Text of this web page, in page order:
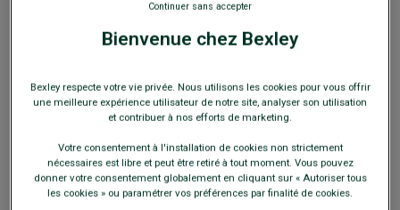
Coupe ajustée - 100% Laine Vierge
Payez en plusieurs fois dès 199€ d'achat
COULEURS DISPONIBLES
Bienvenue chez Bexley
Bexley respecte votre vie privée. Nous utilisons les cookies pour vous offrir
une meilleure expérience utilisateur de notre site, analyser son utilisation
et contribuer à nos efforts de marketing.
Votre consentement à l'installation de cookies non strictement
nécessaires est libre et peut être retiré à tout moment. Vous pouvez
donner votre consentement globalement en cliquant sur « Autoriser tous
les cookies » ou paramétrer vos préférences par finalité de cookies.
Continuer sans accepter